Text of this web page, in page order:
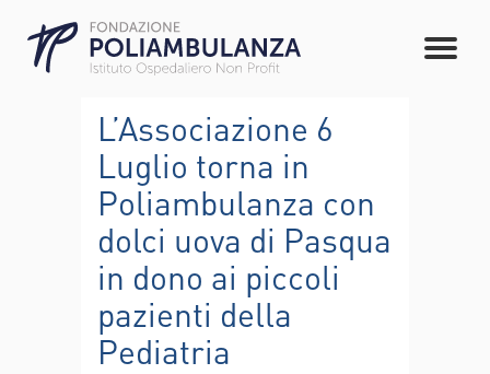
L’Associazione 6
Luglio torna in
Poliambulanza con
dolci uova di Pasqua
in dono ai piccoli
pazienti della
Pediatria